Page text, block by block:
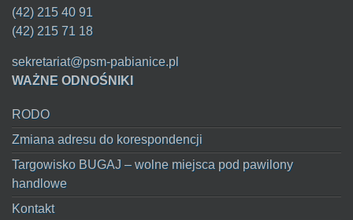
(42) 215 40 91
(42) 215 71 18
sekretariat@psm-pabianice.pl
WAŻNE ODNOŚNIKI
RODO
Zmiana adresu do korespondencji
Targowisko BUGAJ – wolne miejsca pod pawilony
handlowe
Kontakt